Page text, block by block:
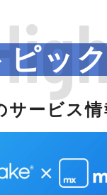
ピッ
サービス情